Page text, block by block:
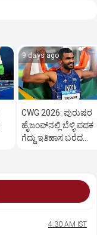
9 days ago
CWG 2026: ಪುರುಷರ
ಹೈಜಂಪ್‌ನಲ್ಲಿ ಬೆಳ್ಳಿ ಪದಕ
ಗೆದ್ದು ಇತಿಹಾಸ ಬರೆದ
4:30 AM IST